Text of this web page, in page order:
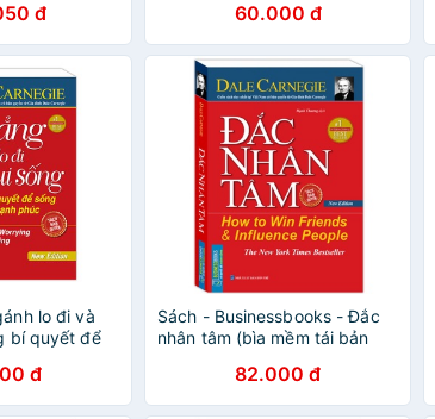
đ 60.000 đ
lo đi và
bí quyết để
đ
Sách - Businessbooks - Đắc
nhân tâm (bìa mềm tái bản
82.000 đ